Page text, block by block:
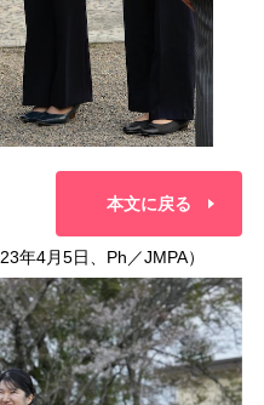
本文に戻る
年4月5日、Ph／JMPA）